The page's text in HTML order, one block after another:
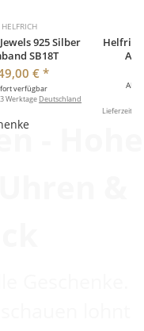
HELFRICH
925 Silber
SB18T
€ *
verfügbar
Werktage Deutschland
Helfrich
Lieferzeit:
- Hohe